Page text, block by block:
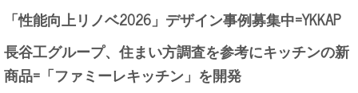
「性能向上リノベ2026」デザイン事例募集中=YKKAP
長谷工グループ、住まい方調査を参考にキッチンの新
商品=「ファミーレキッチン」を開発